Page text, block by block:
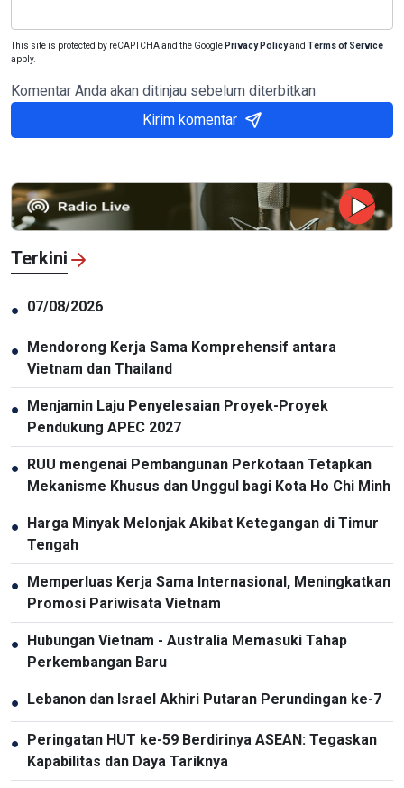
This site is protected by reCAPTCHA and the Google Privacy Policyand Terms of Service
apply.
Komentar Anda akan ditinjau sebelum diterbitkan
Kirim komentar
Terkini
● 07/08/2026
● Mendorong Kerja Sama Komprehensif antara
Vietnam dan Thailand
● Menjamin Laju Penyelesaian Proyek-Proyek
Pendukung APEC 2027
● RUU mengenai Pembangunan Perkotaan Tetapkan
Mekanisme Khusus dan Unggul bagi Kota Ho Chi Minh
● Harga Minyak Melonjak Akibat Ketegangan di Timur
Tengah
● Memperluas Kerja Sama Internasional, Meningkatkan
Promosi Pariwisata Vietnam
● Hubungan Vietnam - Australia Memasuki Tahap
Perkembangan Baru
● Lebanon dan Israel Akhiri Putaran Perundingan ke-7
● Peringatan HUT ke-59 Berdirinya ASEAN: Tegaskan
Kapabilitas dan Daya Tariknya